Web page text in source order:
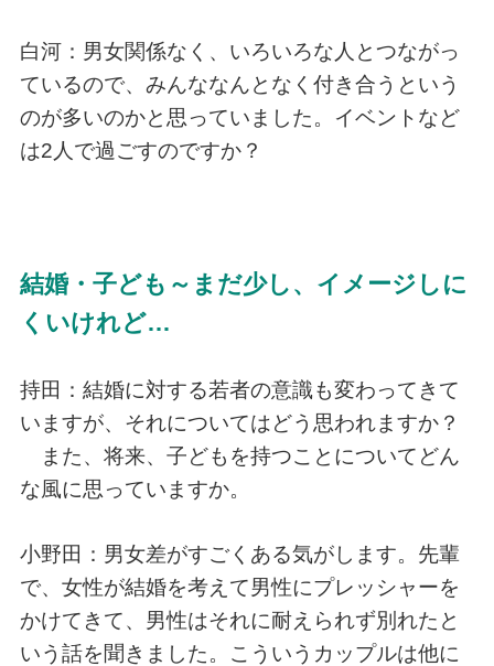
白河：男女関係なく、いろいろな人とつながっ
ているので、みんななんとなく付き合うという
のが多いのかと思っていました。イベントなど
は2人で過ごすのですか？
結婚・子ども～まだ少し、イメージしに
くいけれど…
持田：結婚に対する若者の意識も変わってきて
いますが、それについてはどう思われますか？
また、将来、子どもを持つことについてどん
な風に思っていますか。
小野田：男女差がすごくある気がします。先輩
で、女性が結婚を考えて男性にプレッシャーを
かけてきて、男性はそれに耐えられず別れたと
いう話を聞きました。こういうカップルは他に